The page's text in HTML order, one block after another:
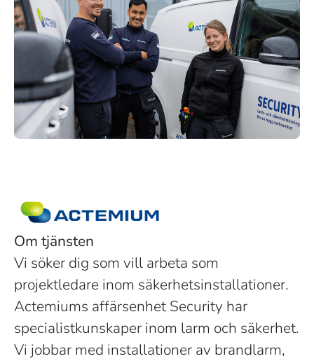
Om tjänsten
Vi söker dig som vill arbeta som
projektledare inom säkerhetsinstallationer.
Actemiums affärsenhet Security har
specialistkunskaper inom larm och säkerhet.
Vi jobbar med installationer av brandlarm,